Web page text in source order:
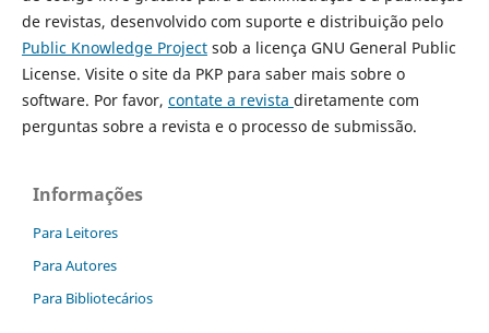
de revistas, desenvolvido com suporte e distribuição pelo
Public Knowledge Projectsob a licença GNU General Public
License. Visite o site da PKP para saber mais sobre o
software. Por favor, contate a revista diretamente com
perguntas sobre a revista e o processo de submissão.
Informações
Para Leitores
Para Autores
Para Bibliotecários